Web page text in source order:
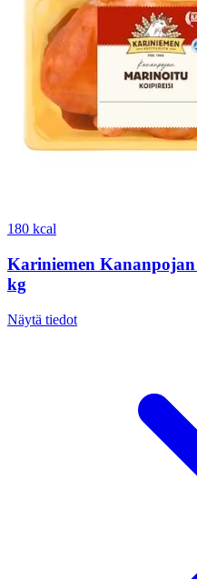
180 kcal
Kariniemen
kg
Näytä tiedot